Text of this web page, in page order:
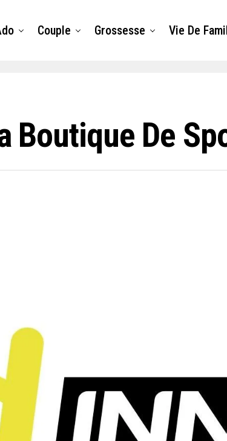
Couple Grossesse Vie De
Boutique De